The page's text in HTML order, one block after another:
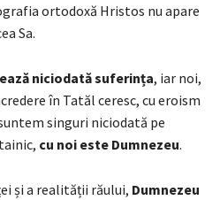
ortodoxă Hristos nu apare
Sa.
niciodată suferința, iar noi,
în Tatăl ceresc, cu eroism
singuri niciodată pe
cu noi este Dumnezeu.
și a realității răului, Dumnezeu